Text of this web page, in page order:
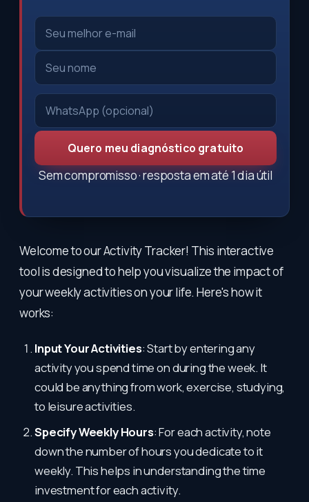
Quero meu diagnóstico gratuito
Sem compromisso · resposta em até 1 dia útil
Welcome to our Activity Tracker! This interactive
tool is designed to help you visualize the impact of
your weekly activities on your life. Here's how it
works:
Input Your Activities: Start by entering any
activity you spend time on during the week. It
could be anything from work, exercise, studying,
to leisure activities.
Specify Weekly Hours: For each activity, note
down the number of hours you dedicate to it
weekly. This helps in understanding the time
investment for each activity.